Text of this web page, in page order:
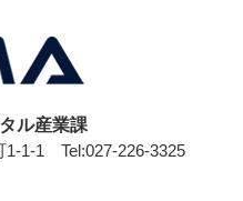
ル産業課
1-1-1
Tel:027-226-3325